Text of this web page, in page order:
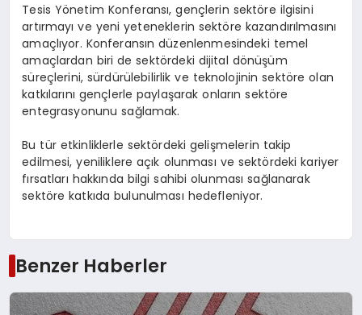
Tesis Yönetim Konferansı, gençlerin sektöre ilgisini
artırmayı ve yeni yeteneklerin sektöre kazandırılmasını
amaçlıyor. Konferansın düzenlenmesindeki temel
amaçlardan biri de sektördeki dijital dönüşüm
süreçlerini, sürdürülebilirlik ve teknolojinin sektöre olan
katkılarını gençlerle paylaşarak onların sektöre
entegrasyonunu sağlamak.
Bu tür etkinliklerle sektördeki gelişmelerin takip
edilmesi, yeniliklere açık olunması ve sektördeki kariyer
fırsatları hakkında bilgi sahibi olunması sağlanarak
sektöre katkıda bulunulması hedefleniyor.
Benzer Haberler